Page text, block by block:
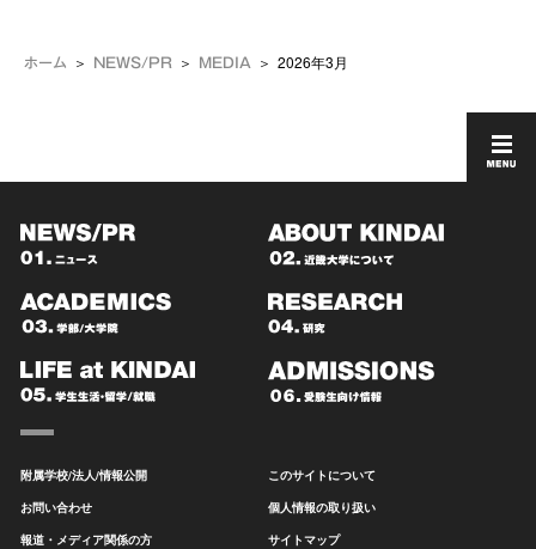
ホーム NEWS/PR MEDIA 2026年3月
附属学校/法人/情報公開
お問い合わせ
報道・メディア関係の方
このサイトについて
個人情報の取り扱い
サイトマップ